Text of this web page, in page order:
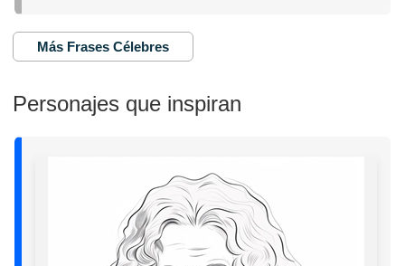
Más Frases Célebres
Personajes que inspiran